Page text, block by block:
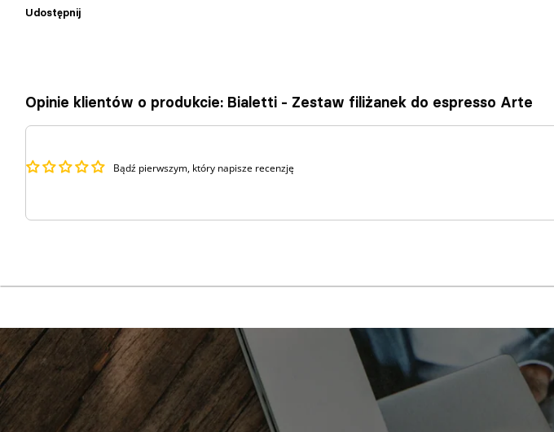
Udostępnij
Opinie klientów o produkcie: Bialetti - Zestaw filiżanek do espresso Arte
Bądź pierwszym, który napisze recenzję